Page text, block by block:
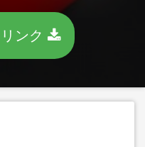
ンク